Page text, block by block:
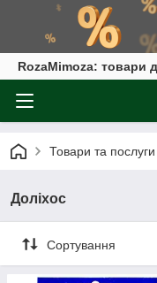
RozaMimoza: товари
Товари та послуги
Доліхос
Сортування